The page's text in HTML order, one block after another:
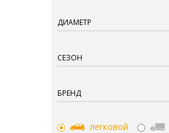
ДИАМЕТР
СЕЗОН
БРЕНД
легковой